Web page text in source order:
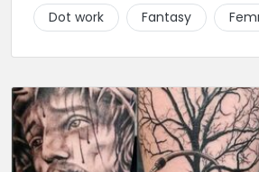
Dot work
Fantasy